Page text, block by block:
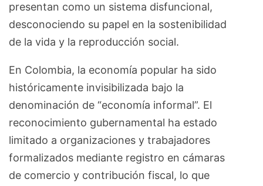
presentan como un sistema disfuncional,
desconociendo su papel en la sostenibilidad
de la vida y la reproducción social.
En Colombia, la economía popular ha sido
históricamente invisibilizada bajo la
denominación de “economía informal”. El
reconocimiento gubernamental ha estado
limitado a organizaciones y trabajadores
formalizados mediante registro en cámaras
de comercio y contribución fiscal, lo que